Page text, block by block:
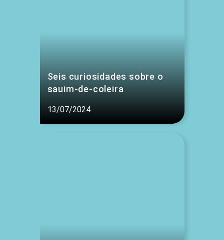
Seis curiosidades sobre o
sauim-de-coleira
13/07/2024